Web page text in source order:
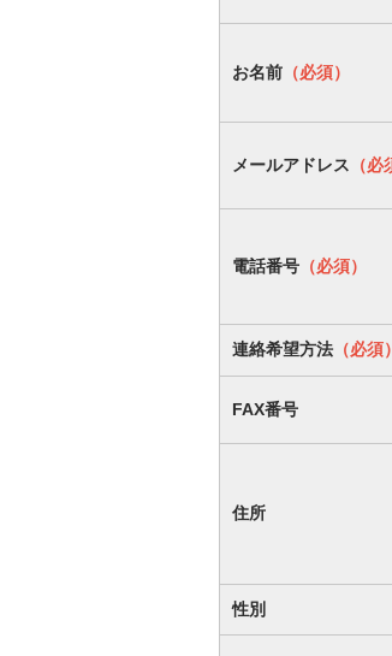
お名前 （必須）
メールアドレス （必
電話番号 （必須）
連絡希望方法 （必須）
FAX番号
住所
性別